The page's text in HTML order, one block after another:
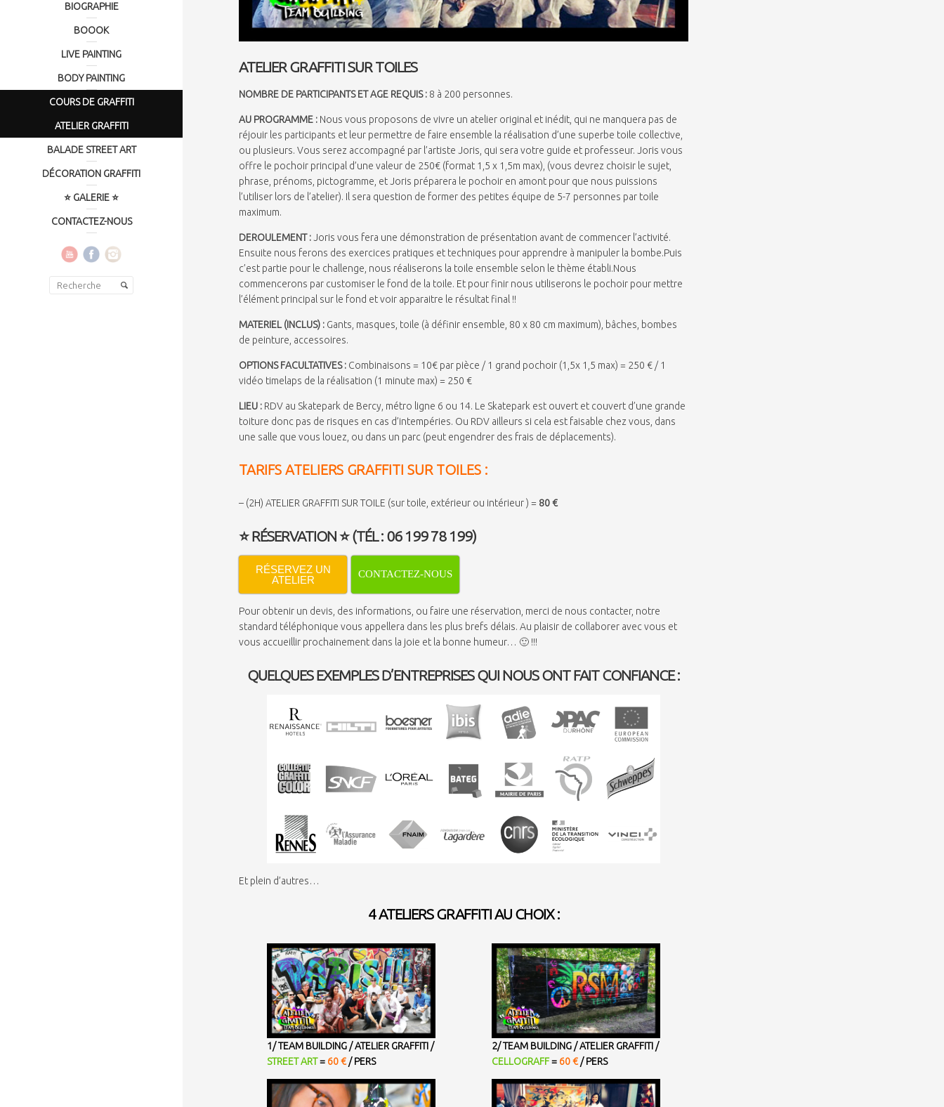
BIOGRAPHIE
BOOOK
LIVE PAINTING
BODY PAINTING
COURS DE GRAFFITI
ATELIER GRAFFITI
BALADE STREET ART
DÉCORATION GRAFFITI
⭐ GALERIE ⭐
CONTACTEZ-NOUS
ATELIER GRAFFITI SUR TOILES
NOMBRE DE PARTICIPANTS ETAGE REQUIS : 8 à 200 personnes.
AU PROGRAMME : Nous vous proposons de vivre un atelier original et inédit, qui ne manquera pas de
réjouir les participants et leur permettre de faire ensemble la réalisation d’une superbe toile collective,
ou plusieurs. Vous serez accompagné par l’artiste Joris, qui sera votre guide et professeur. Joris vous
offre le pochoir principal d’une valeur de 250€ (format 1,5 x 1,5m max), (vous devrez choisir le sujet,
phrase, prénoms, pictogramme, et Joris préparera le pochoir en amont pour que nous puissions
l’utiliser lors de l’atelier). Il sera question de former des petites équipe de 5-7 personnes par toile
maximum.
DEROULEMENT :Joris vous fera une démonstration de présentation avant de commencer l’activité.
Ensuite nous ferons des exercices pratiques et techniques pour apprendre à manipuler la bombe.Puis
c’est partie pour le challenge, nous réaliserons la toile ensemble selon le thème établi.Nous
commencerons par customiser le fond de la toile. Et pour finir nous utiliserons le pochoir pour mettre
l’élément principal sur le fond et voir apparaitre le résultat final !!
MATERIEL (INCLUS) : Gants, masques, toile (à définir ensemble, 80 x 80 cm maximum), bâches, bombes
de peinture, accessoires.
OPTIONS FACULTATIVES : Combinaisons = 10€ par pièce / 1 grand pochoir (1,5x 1,5 max) = 250 € / 1
vidéo timelaps de la réalisation (1 minute max) = 250 €
LIEU : RDV au Skatepark de Bercy, métro ligne 6 ou 14. Le Skatepark est ouvert et couvert d’une grande
toiture donc pas de risques en cas d’intempéries. Ou RDV ailleurs si cela est faisable chez vous, dans
une salle que vous louez, ou dans un parc (peut engendrer des frais de déplacements).
TARIFS ATELIERS GRAFFITI SUR TOILES :
– (2H) ATELIER GRAFFITI SUR TOILE (sur toile, extérieur ou intérieur ) = 80 €
⭐RÉSERVATION⭐(TÉL : 06 199 78 199)
RÉSERVEZ UN
ATELIER
CONTACTEZ-NOUS
Pour obtenir un devis, des informations, ou faire une réservation, merci de nous contacter, notre
standard téléphonique vous appellera dans les plus brefs délais. Au plaisir de collaborer avec vous et
vous accueillir prochainement dans la joie et la bonne humeur… 🙂 !!!
QUELQUES EXEMPLES D’ENTREPRISES QUI NOUS ONT FAIT CONFIANCE :
Et plein d’autres…
4 ATELIERS GRAFFITI AU CHOIX :
1/TEAM BUILDING / ATELIER GRAFFITI /
STREET ART= 60 € / PERS
2/ TEAM BUILDING / ATELIER GRAFFITI /
CELLOGRAFF= 60 € / PERS